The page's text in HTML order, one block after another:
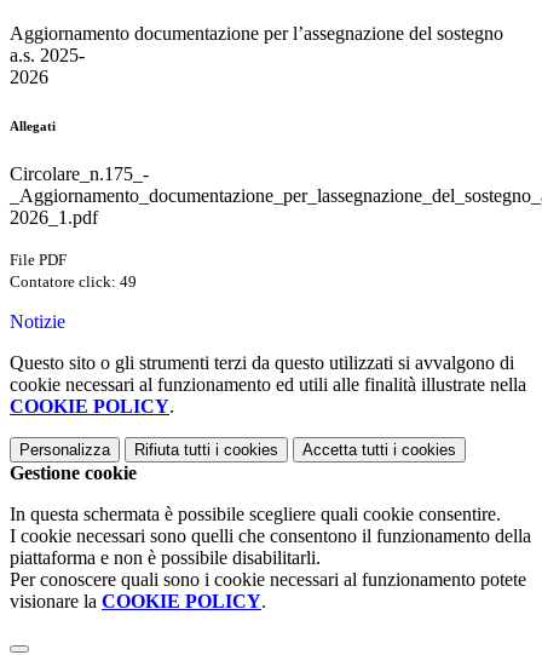
Aggiornamento documentazione per l’assegnazione del sostegno
a.s. 2025-
2026
Allegati
Circolare_n.175_-
2026_1.pdf
File PDF
Contatore click: 49
Notizie
Questo sito o gli strumenti terzi da questo utilizzati si avvalgono di
cookie necessari al funzionamento ed utili alle finalità illustrate nella
COOKIE POLICY.
Personalizza Rifiuta tutti i cookies Accetta tutti i cookies
Gestione cookie
In questa schermata è possibile scegliere quali cookie consentire.
I cookie necessari sono quelli che consentono il funzionamento della
piattaforma e non è possibile disabilitarli.
Per conoscere quali sono i cookie necessari al funzionamento potete
visionare la COOKIE POLICY.